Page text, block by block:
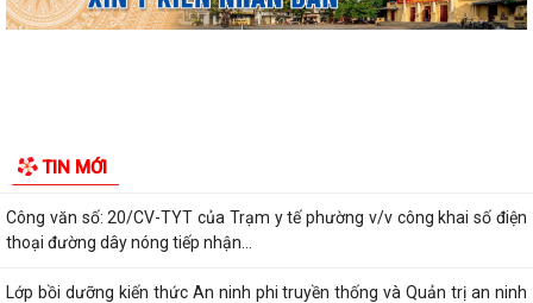
TIN MỚI
Chi bộ trường Tiểu học Quang Trung kết nạp Đảng viên mới
2026
Công văn số: 20/CV-TYT của Trạm y tế phường v/v công khai số điện
thoại đường dây nóng tiếp nhận...
Lớp bồi dưỡng kiến thức An ninh phi truyền thống và Quản trị an ninh